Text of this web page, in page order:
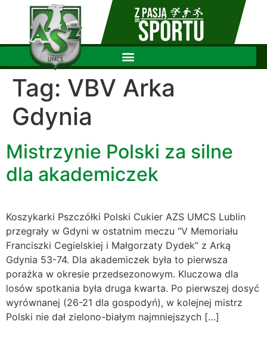
Tag: VBV Arka
Gdynia
Mistrzynie Polski za silne
dla akademiczek
Koszykarki Pszczółki Polski Cukier AZS UMCS Lublin
przegrały w Gdyni w ostatnim meczu “V Memoriału
Franciszki Cegielskiej i Małgorzaty Dydek” z Arką
Gdynia 53-74. Dla akademiczek była to pierwsza
porażka w okresie przedsezonowym. Kluczowa dla
losów spotkania była druga kwarta. Po pierwszej dosyć
wyrównanej (26-21 dla gospodyń), w kolejnej mistrz
Polski nie dał zielono-białym najmniejszych […]